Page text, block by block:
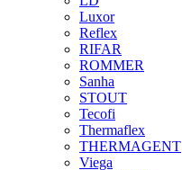
Luxor
Reflex
RIFAR
ROMMER
Sanha
STOUT
Tecofi
Thermaflex
THERMAGENT
Viega